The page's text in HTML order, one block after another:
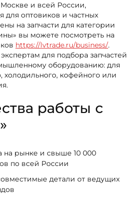
и всей России,
для оптовиков и частных
на запчасти для категории
вы можете посмотреть на
https://lvtrade.ru/business/.
для подбора запчастей
оборудованию: для
холодильного, кофейного или
работы с
на рынке и свыше 10 000
по всей России
детали от ведущих